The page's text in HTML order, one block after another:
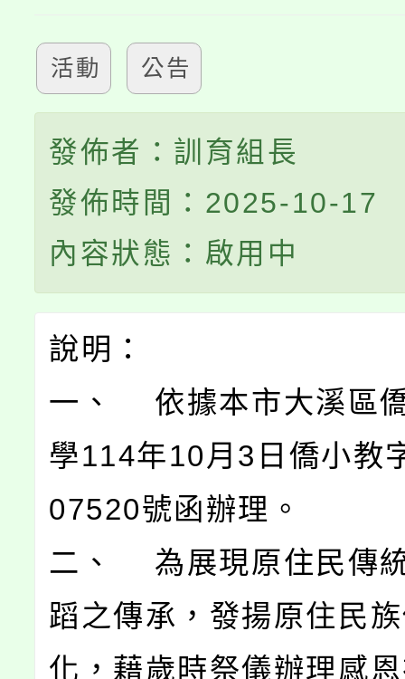
活動 公告
發佈者：訓育組長
發佈時間：2025-10-17
內容狀態：啟用中
說明：
一、 依據本市大溪區
學114年10月3日僑小教
07520號函辦理。
二、 為展現原住民傳
蹈之傳承，發揚原住民
化，藉歲時祭儀辦理感